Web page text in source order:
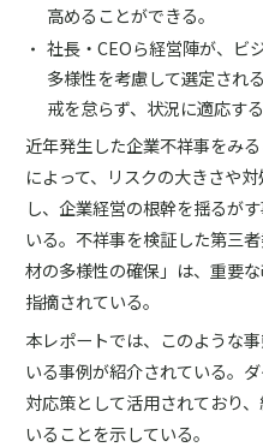
高めることができる。
社長・CEOら経営陣が、ビ
多様性を考慮して選定され
戒を怠らず、状況に適応す
近年発生した企業不祥事をみ
によって、リスクの大きさや
し、企業経営の根幹を揺るが
いる。不祥事を検証した第三
材の多様性の確保」は、重要
指摘されている。
本レポートでは、このような
いる事例が紹介されている。
対応策として活用されており
いることを示している。